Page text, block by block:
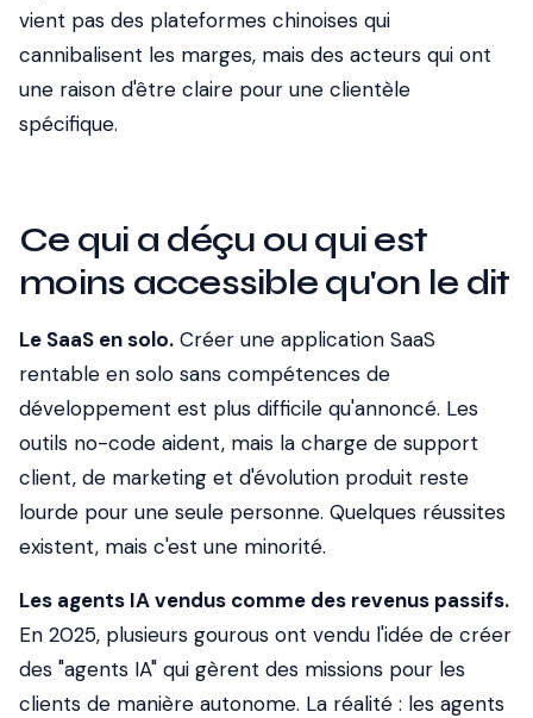
vient pas des plateformes chinoises qui
cannibalisent les marges, mais des acteurs qui ont
une raison d'être claire pour une clientèle
spécifique.
Ce qui a déçu ou qui est
moins accessible qu'on le dit
Le SaaS en solo. Créer une application SaaS
rentable en solo sans compétences de
développement est plus difficile qu'annoncé. Les
outils no-code aident, mais la charge de support
client, de marketing et d'évolution produit reste
lourde pour une seule personne. Quelques réussites
existent, mais c'est une minorité.
Les agents IA vendus comme des revenus passifs.
En 2025, plusieurs gourous ont vendu l'idée de créer
des "agents IA" qui gèrent des missions pour les
clients de manière autonome. La réalité : les agents